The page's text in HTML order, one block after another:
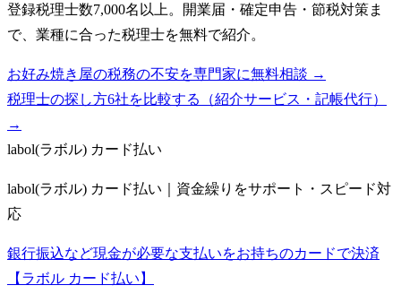
登録税理士数7,000名以上。開業届・確定申告・節税対策ま
で、業種に合った税理士を無料で紹介。
お好み焼き屋の税務の不安を専門家に無料相談 →
税理士の探し方6社を比較する（紹介サービス・記帳代行）
→
labol(ラボル) カード払い
labol(ラボル) カード払い｜資金繰りをサポート・スピード対
応
銀行振込など現金が必要な支払いをお持ちのカードで決済
【ラボル カード払い】